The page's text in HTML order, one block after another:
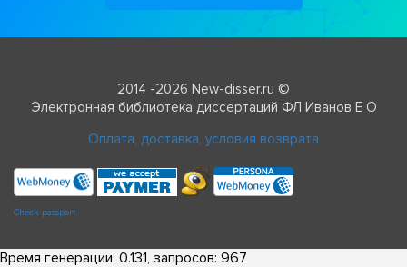
2014 -2026 New-disser.ru ©
Электронная библиотека диссертаций ФЛ Иванов Е О
Оплата, доставка, условия возврата
Check passport
Время генерации: 0.131, запросов: 967